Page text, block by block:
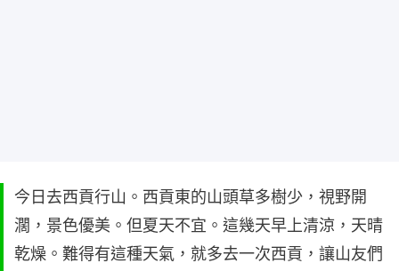
今日去西貢行山。西貢東的山頭草多樹少，視野開
濶，景色優美。但夏天不宜。這幾天早上清涼，天晴
乾燥。難得有這種天氣，就多去一次西貢，讓山友們